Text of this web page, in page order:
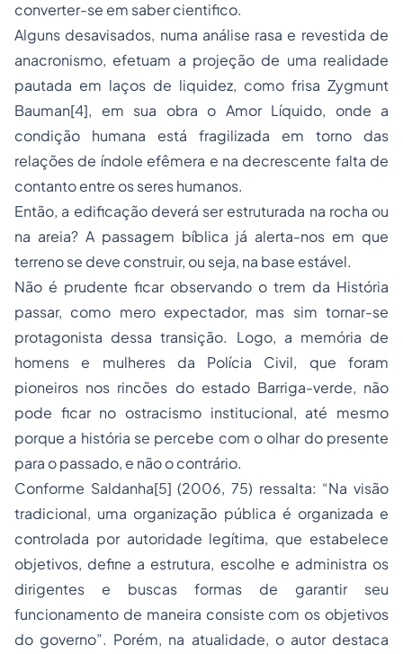
converter-se em saber cientifico.
Alguns desavisados, numa análise rasa e revestida de
anacronismo, efetuam a projeção de uma realidade
pautada em laços de liquidez, como frisa Zygmunt
Bauman[4], em sua obra o Amor Líquido, onde a
condição humana está fragilizada em torno das
relações de índole efêmera e na decrescente falta de
contanto entre os seres humanos.
Então, a edificação deverá ser estruturada na rocha ou
na areia? A passagem bíblica já alerta-nos em que
terreno se deve construir, ou seja, na base estável.
Não é prudente ficar observando o trem da História
passar, como mero expectador, mas sim tornar-se
protagonista dessa transição. Logo, a memória de
homens e mulheres da Polícia Civil, que foram
pioneiros nos rincões do estado Barriga-verde, não
pode ficar no ostracismo institucional, até mesmo
porque a história se percebe com o olhar do presente
para o passado, e não o contrário.
Conforme Saldanha[5] (2006, 75) ressalta: “Na visão
tradicional, uma organização pública é organizada e
controlada por autoridade legítima, que estabelece
objetivos, define a estrutura, escolhe e administra os
dirigentes e buscas formas de garantir seu
funcionamento de maneira consiste com os objetivos
do governo”. Porém, na atualidade, o autor destaca